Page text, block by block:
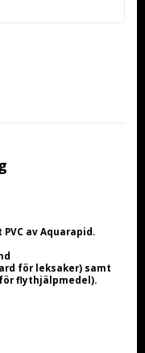
av Aquarapid.
för leksaker) samt
för flythjälpmedel).